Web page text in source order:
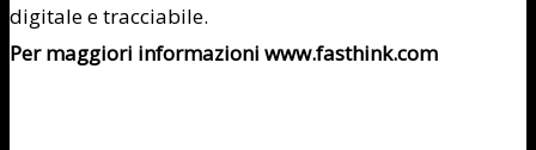
digitale e tracciabile.
Per maggiori informazioni www.fasthink.com